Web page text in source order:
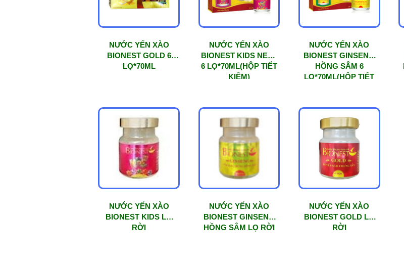
NƯỚC YẾN XÀO
BIONEST GOLD 6
LỌ*70ML
NƯỚC YẾN XÀO
BIONEST KIDS NEST
6 LỌ*70ML(HỘP TIẾT
KIỆM)
NƯỚC YẾN XÀO
BIONEST GINSENG
HỒNG SÂM 6
LỌ*70ML(HỘP TIẾT
NƯỚC YẾN XÀO
BIONEST KIDS LỌ
RỜI
NƯỚC YẾN XÀO
BIONEST GINSENG
HỒNG SÂM LỌ RỜI
NƯỚC YẾN XÀO
BIONEST GOLD LỌ
RỜI